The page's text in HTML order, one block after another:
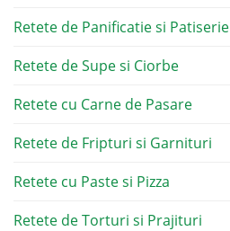
Retete de Panificatie si Patiserie
Retete de Supe si Ciorbe
Retete cu Carne de Pasare
Retete de Fripturi si Garnituri
Retete cu Paste si Pizza
Retete de Torturi si Prajituri